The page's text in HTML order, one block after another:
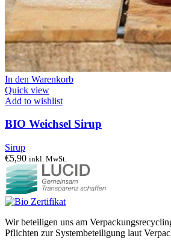
In den Warenkorb
Quick view
Add to wishlist
BIO Weichsel Sirup
Sirup
€5,90 inkl. MwSt.
Wir beteiligen uns am
Pflichten zur Systembeteiligung laut